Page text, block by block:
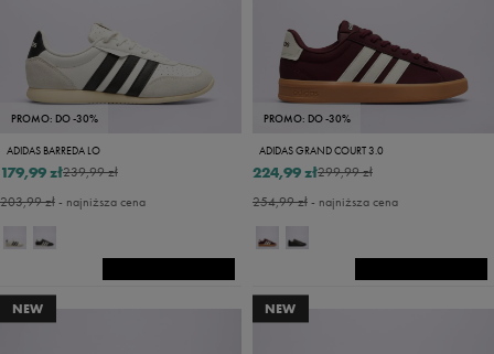
PROMO: DO -30%
ADIDAS BARREDA LO
239,99 zł
179,99 zł
203,99 zł- najniższa cena
PROMO: DO -30%
ADIDAS GRAND COURT 3.0
299,99 zł
224,99 zł
254,99 zł- najniższa cena
NEW NEW